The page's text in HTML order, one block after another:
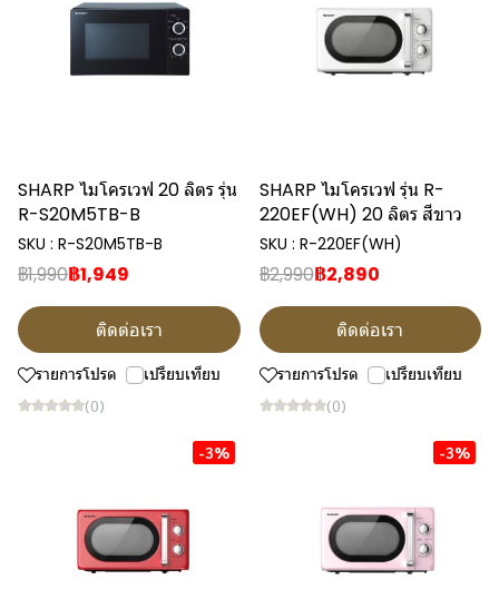
SHARP ไมโครเวฟ 20 ลิตร รุ่น
R-S20M5TB-B
SKU : R-S20M5TB-B
฿1,990฿1,949
ติดต่อเรา
รายการโปรด เปรียบเทียบ
(0)
SHARP ไมโครเวฟ รุ่น R-
220EF(WH) 20 ลิตร สีขาว
SKU : R-220EF(WH)
฿2,990฿2,890
ติดต่อเรา
รายการโปรด เปรียบเทียบ
(0)
-3% -3%